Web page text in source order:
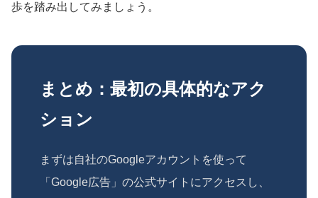
歩を踏み出してみましょう。
まとめ：最初の具体的なアク
ション
まずは自社のGoogleアカウントを使って
「Google広告」の公式サイトにアクセスし、